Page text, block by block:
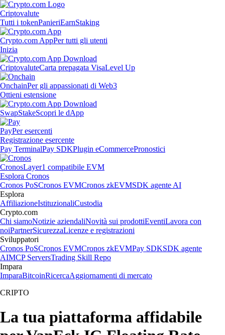
Criptovalute
Tutti i tokenPanieriEarnStaking
Crypto.com AppPer tutti gli utenti
Inizia
CriptovaluteCarta prepagata VisaLevel Up
OnchainPer gli appassionati di Web3
Ottieni estensione
SwapStakeScopri le dApp
PayPer esercenti
Registrazione esercente
Pay TerminalPay SDKPlugin eCommercePronostici
CronosLayer1 compatibile EVM
Esplora Cronos
Cronos PoSCronos EVMCronos zkEVMSDK agente AI
Esplora
AffiliazioneIstituzionaliCustodia
Crypto.com
Chi siamoNotizie aziendaliNovità sui prodottiEventiLavora con
noiPartnerSicurezzaLicenze e registrazioni
Sviluppatori
Cronos PoSCronos EVMCronos zkEVMPay SDKSDK agente
AIMCP ServersTrading Skill Repo
Impara
ImparaBitcoinRicercaAggiornamenti di mercato
CRIPTO
La tua piattaforma affidabile